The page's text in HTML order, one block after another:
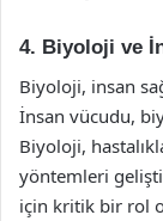
4. Biyoloji ve
Biyoloji, insan
İnsan vücudu,
Biyoloji,
yöntemleri
için kritik bir rol